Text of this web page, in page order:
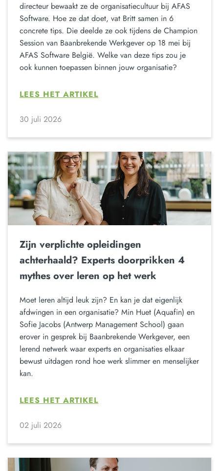
directeur bewaakt ze de organisatiecultuur bij AFAS
Software. Hoe ze dat doet, vat Britt samen in 6
concrete tips. Die deelde ze ook tijdens de Champion
Session van Baanbrekende Werkgever op 18 mei bij
AFAS Software België. Welke van deze tips zou je
ook kunnen toepassen binnen jouw organisatie?
LEES HET ARTIKEL
30 juli 2026
Zijn verplichte opleidingen
achterhaald? Experts doorprikken 4
mythes over leren op het werk
Moet leren altijd leuk zijn? En kan je dat eigenlijk
afdwingen in een organisatie? Min Huet (Aquafin) en
Sofie Jacobs (Antwerp Management School) gaan
erover in gesprek bij Baanbrekende Werkgever, een
lerend netwerk waar experts en organisaties elkaar
bewust uitdagen rond hoe werk slimmer en menselijker
kan.
LEES HET ARTIKEL
02 juli 2026